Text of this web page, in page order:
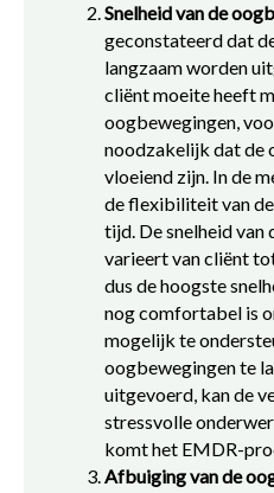
Snelheid van de
geconstateerd dat
langzaam worden
cliënt moeite heeft
oogbewegingen,
noodzakelijk dat de
vloeiend zijn. In de
de flexibiliteit van
tijd. De snelheid van
varieert van cliënt
dus de hoogste
nog comfortabel is
mogelijk te
oogbewegingen te
uitgevoerd, kan de
stressvolle
komt het EMDR-
Afbuiging van de